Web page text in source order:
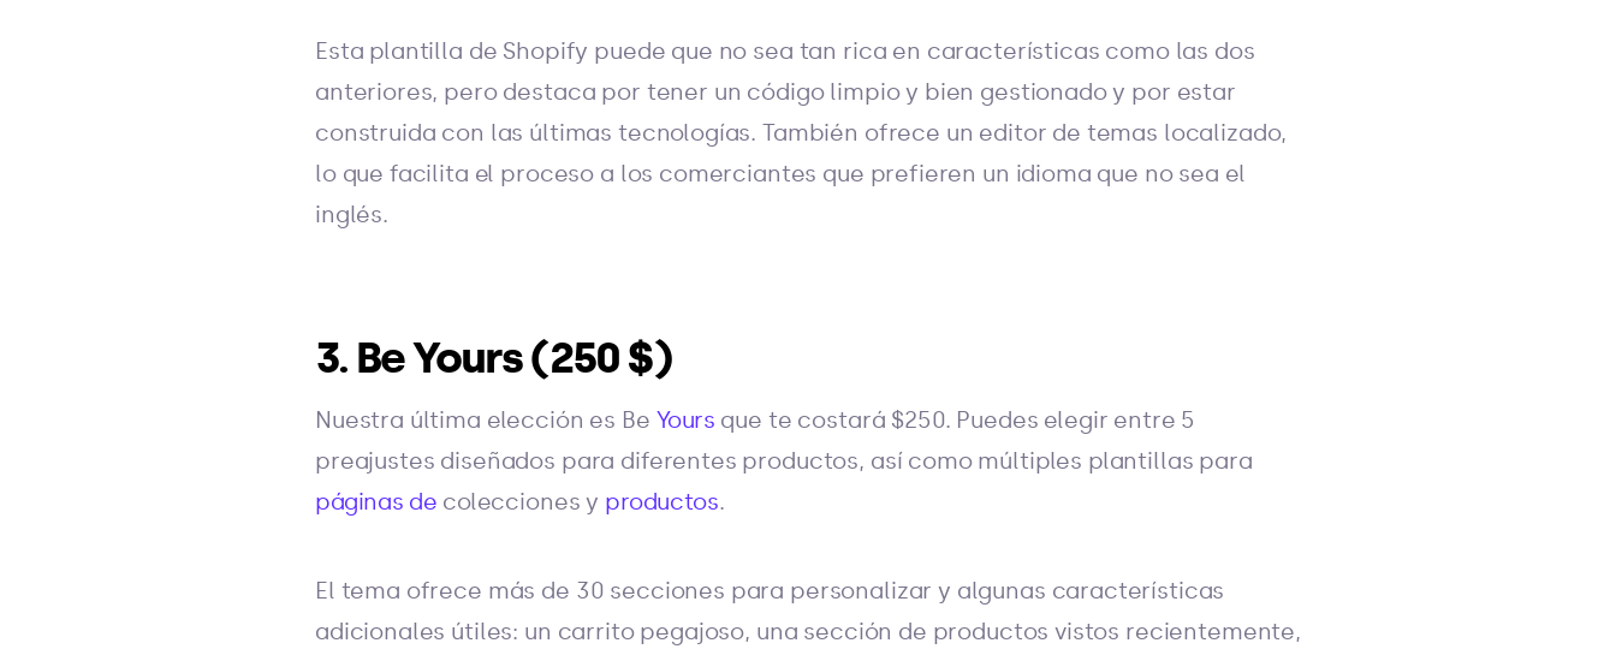
Esta plantilla de Shopify puede que no sea tan rica en características como las dos
anteriores, pero destaca por tener un código limpio y bien gestionado y por estar
construida con las últimas tecnologías. También ofrece un editor de temas localizado,
lo que facilita el proceso a los comerciantes que prefieren un idioma que no sea el
inglés.
3. Be Yours (250 $)
Nuestra última elección es Be Yours que te costará $250. Puedes elegir entre 5
preajustes diseñados para diferentes productos, así como múltiples plantillas para
páginas de colecciones y productos.
El tema ofrece más de 30 secciones para personalizar y algunas características
adicionales útiles: un carrito pegajoso, una sección de productos vistos recientemente,